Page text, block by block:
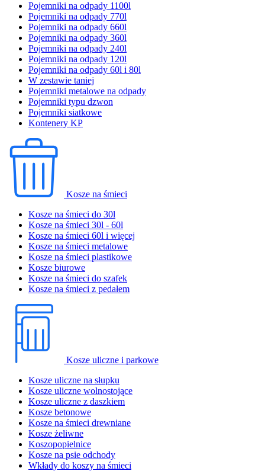
Pojemniki na odpady 1100l
Pojemniki na odpady 770l
Pojemniki na odpady 660l
Pojemniki na odpady 360l
Pojemniki na odpady 240l
Pojemniki na odpady 120l
Pojemniki na odpady 60l i 80l
W zestawie taniej
Pojemniki metalowe na odpady
Pojemniki typu dzwon
Pojemniki siatkowe
Kontenery KP
Kosze na śmieci
Kosze na śmieci do 30l
Kosze na śmieci 30l - 60l
Kosze na śmieci 60l i więcej
Kosze na śmieci metalowe
Kosze na śmieci plastikowe
Kosze biurowe
Kosze na śmieci do szafek
Kosze na śmieci z pedałem
Kosze uliczne i parkowe
Kosze uliczne na słupku
Kosze uliczne wolnostojące
Kosze uliczne z daszkiem
Kosze betonowe
Kosze na śmieci drewniane
Kosze żeliwne
Koszopopielnice
Kosze na psie odchody
Wkłady do koszy na śmieci